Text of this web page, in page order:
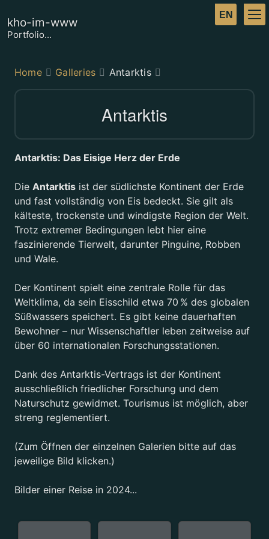
kho-im-www
Portfolio...
Home Galleries Antarktis
Antarktis
Antarktis: Das Eisige Herz der Erde
Die Antarktis ist der südlichste Kontinent der Erde
und fast vollständig von Eis bedeckt. Sie gilt als
kälteste, trockenste und windigste Region der Welt.
Trotz extremer Bedingungen lebt hier eine
faszinierende Tierwelt, darunter Pinguine, Robben
und Wale.
Der Kontinent spielt eine zentrale Rolle für das
Weltklima, da sein Eisschild etwa 70 % des globalen
Süßwassers speichert. Es gibt keine dauerhaften
Bewohner – nur Wissenschaftler leben zeitweise auf
über 60 internationalen Forschungsstationen.
Dank des Antarktis-Vertrags ist der Kontinent
ausschließlich friedlicher Forschung und dem
Naturschutz gewidmet. Tourismus ist möglich, aber
streng reglementiert.
(Zum Öffnen der einzelnen Galerien bitte auf das
jeweilige Bild klicken.)
Bilder einer Reise in 2024...